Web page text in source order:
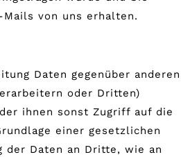
von uns erhalten.
Daten gegenüber anderen
oder Dritten)
ihnen sonst Zugriff auf die
einer gesetzlichen
der Daten an Dritte, wie an